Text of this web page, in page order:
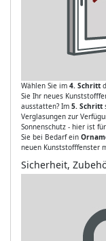
Wählen Sie im 4. Schritt
Sie Ihr neues
ausstatten? Im 5. Schritt
Verglasungen zur
Sonnenschutz - hier ist
Sie bei Bedarf ein
neuen Kunststofffenster
Sicherheit,